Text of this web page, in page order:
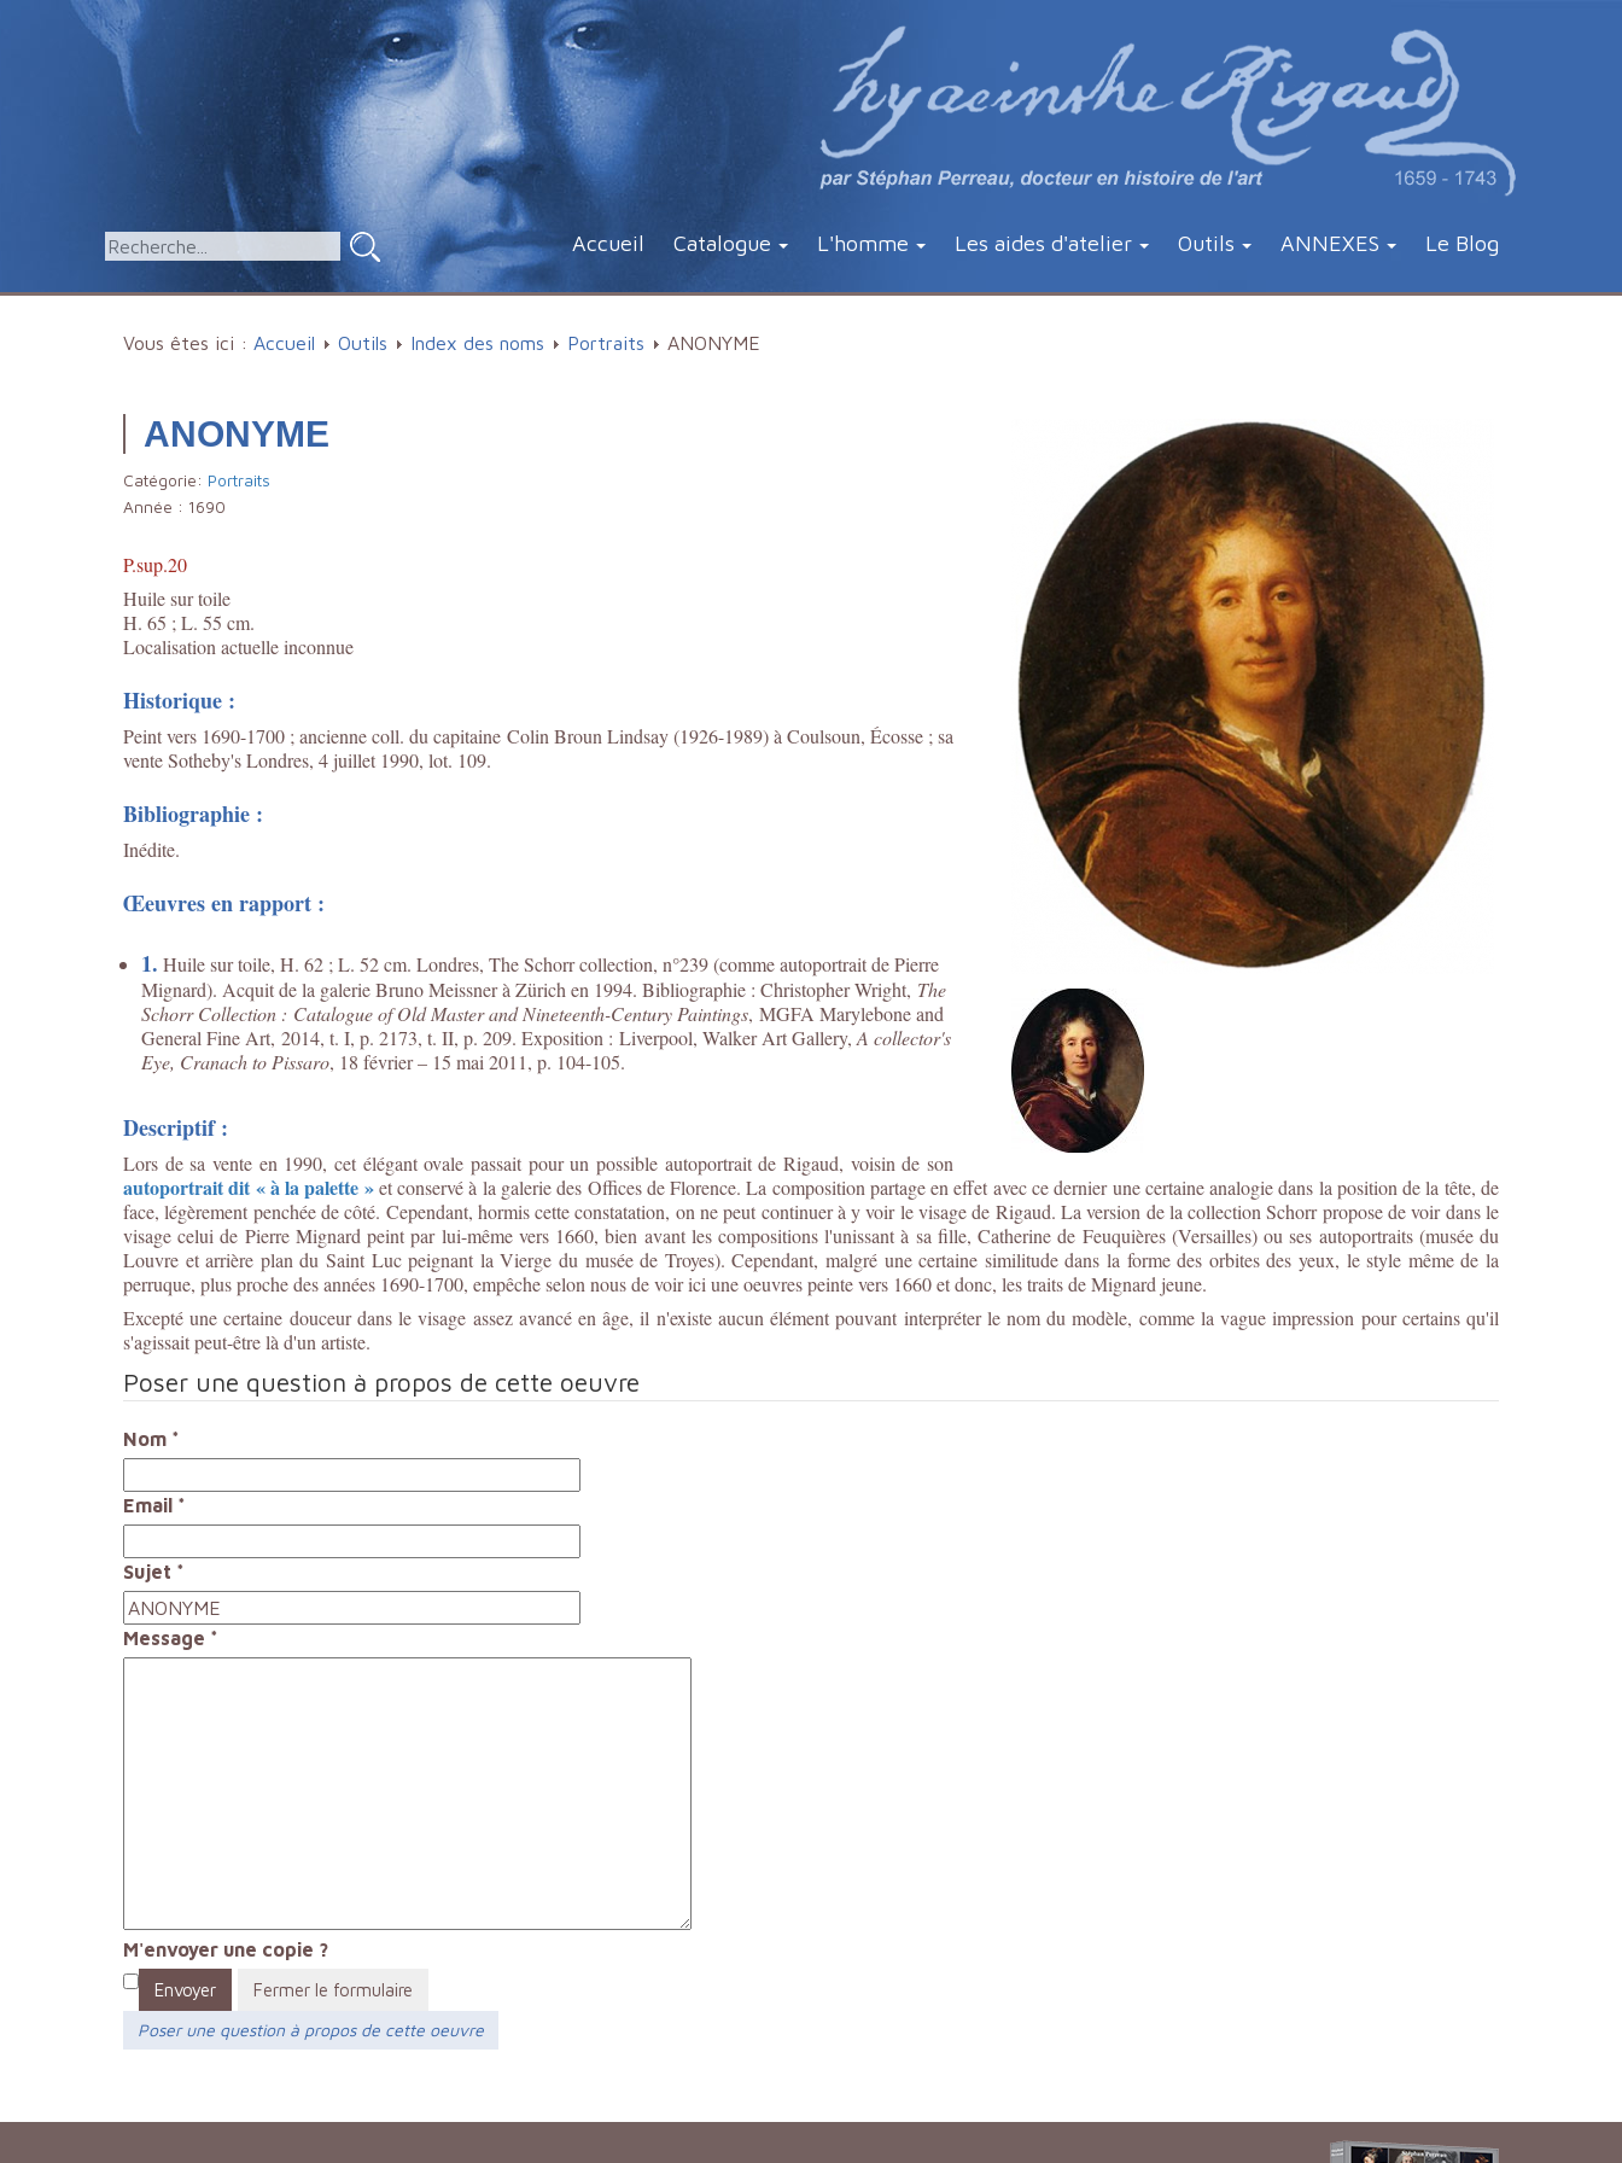
Accueil Catalogue L'homme Les aides d'atelier Outils ANNEXES Le Blog
Vous êtes ici : Accueil Outils Index des noms Portraits ANONYME
ANONYME
Catégorie: Portraits
Année : 1690
P.sup.20
Huile sur toile
H. 65 ; L. 55 cm.
Localisation actuelle inconnue
Historique :
Peint vers 1690-1700 ; ancienne coll. du capitaine Colin Broun Lindsay (1926-1989) à Coulsoun, Écosse ; sa
vente Sotheby's Londres, 4 juillet 1990, lot. 109.
Bibliographie :
Inédite.
Œeuvres en rapport :
1. Huile sur toile, H. 62 ; L. 52 cm. Londres, The Schorr collection, n°239 (comme autoportrait de Pierre
Mignard). Acquit de la galerie Bruno Meissner à Zürich en 1994. Bibliographie : Christopher Wright, The
Schorr Collection : Catalogue of Old Master and Nineteenth-Century Paintings, MGFA Marylebone and
General Fine Art, 2014, t. I, p. 2173, t. II, p. 209. Exposition : Liverpool, Walker Art Gallery, A collector's
Eye, Cranach to Pissaro, 18 février – 15 mai 2011, p. 104-105.
Descriptif :
Lors de sa vente en 1990, cet élégant ovale passait pour un possible autoportrait de Rigaud, voisin de son
autoportrait dit « à la palette »et conservé à la galerie des Offices de Florence. La composition partage en effet avec ce dernier une certaine analogie dans la position de la tête, de
face, légèrement penchée de côté. Cependant, hormis cette constatation, on ne peut continuer à y voir le visage de Rigaud. La version de la collection Schorr propose de voir dans le
visage celui de Pierre Mignard peint par lui-même vers 1660, bien avant les compositions l'unissant à sa fille, Catherine de Feuquières (Versailles) ou ses autoportraits (musée du
Louvre et arrière plan du Saint Luc peignant la Vierge du musée de Troyes). Cependant, malgré une certaine similitude dans la forme des orbites des yeux, le style même de la
perruque, plus proche des années 1690-1700, empêche selon nous de voir ici une oeuvres peinte vers 1660 et donc, les traits de Mignard jeune.
Excepté une certaine douceur dans le visage assez avancé en âge, il n'existe aucun élément pouvant interpréter le nom du modèle, comme la vague impression pour certains qu'il
s'agissait peut-être là d'un artiste.
Poser une question à propos de cette oeuvre
Nom *
Email *
Sujet *
Message *
M'envoyer une copie ?
Envoyer
Fermer le formulaire
Poser une question à propos de cette oeuvre